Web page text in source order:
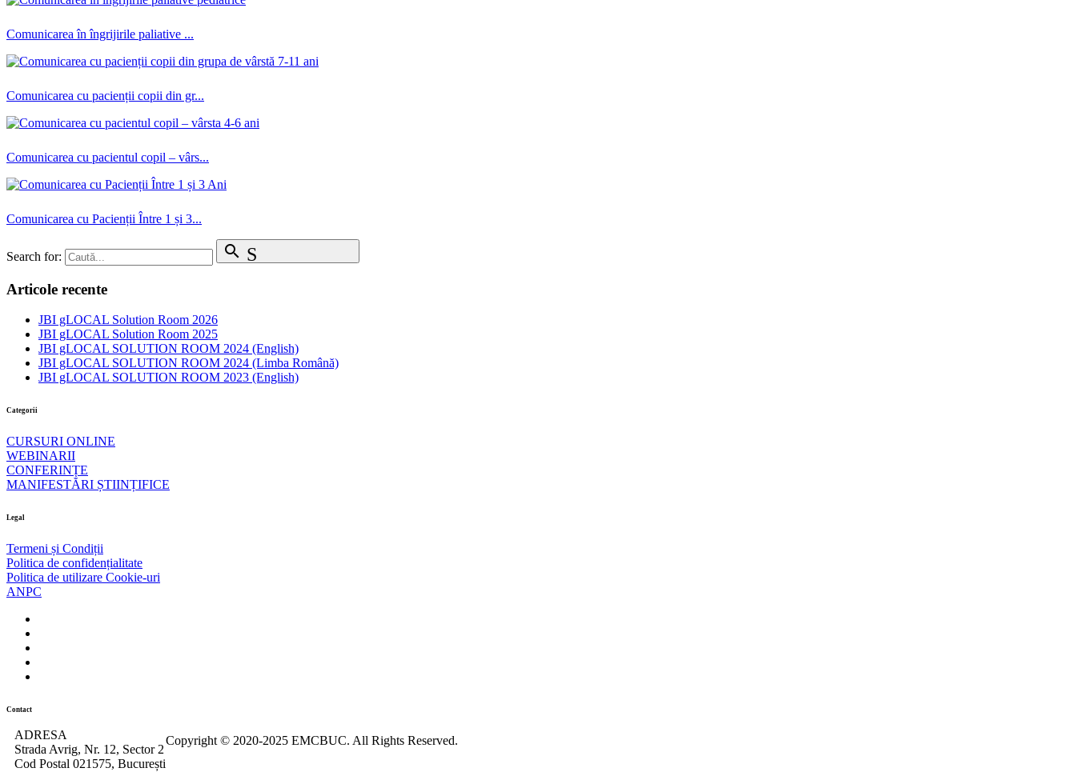
Comunicarea în îngrijirile paliative ...
Comunicarea cu pacienții copii din gr...
Comunicarea cu pacientul copil – vârs...
Comunicarea cu Pacienții Între 1 și 3...
Search for: search Search
Articole recente
JBI gLOCAL Solution Room 2026
JBI gLOCAL Solution Room 2025
JBI gLOCAL SOLUTION ROOM 2024 (English)
JBI gLOCAL SOLUTION ROOM 2024 (Limba Română)
JBI gLOCAL SOLUTION ROOM 2023 (English)
Categorii
CURSURI ONLINE
WEBINARII
CONFERINȚE
MANIFESTĂRI ȘTIINȚIFICE
Legal
Termeni și Condiții
Politica de confidențialitate
Politica de utilizare Cookie-uri
ANPC
Contact
ADRESA
Strada Avrig, Nr. 12, Sector 2
Cod Postal 021575, București
Copyright © 2020-2025 EMCBUC. All Rights Reserved.